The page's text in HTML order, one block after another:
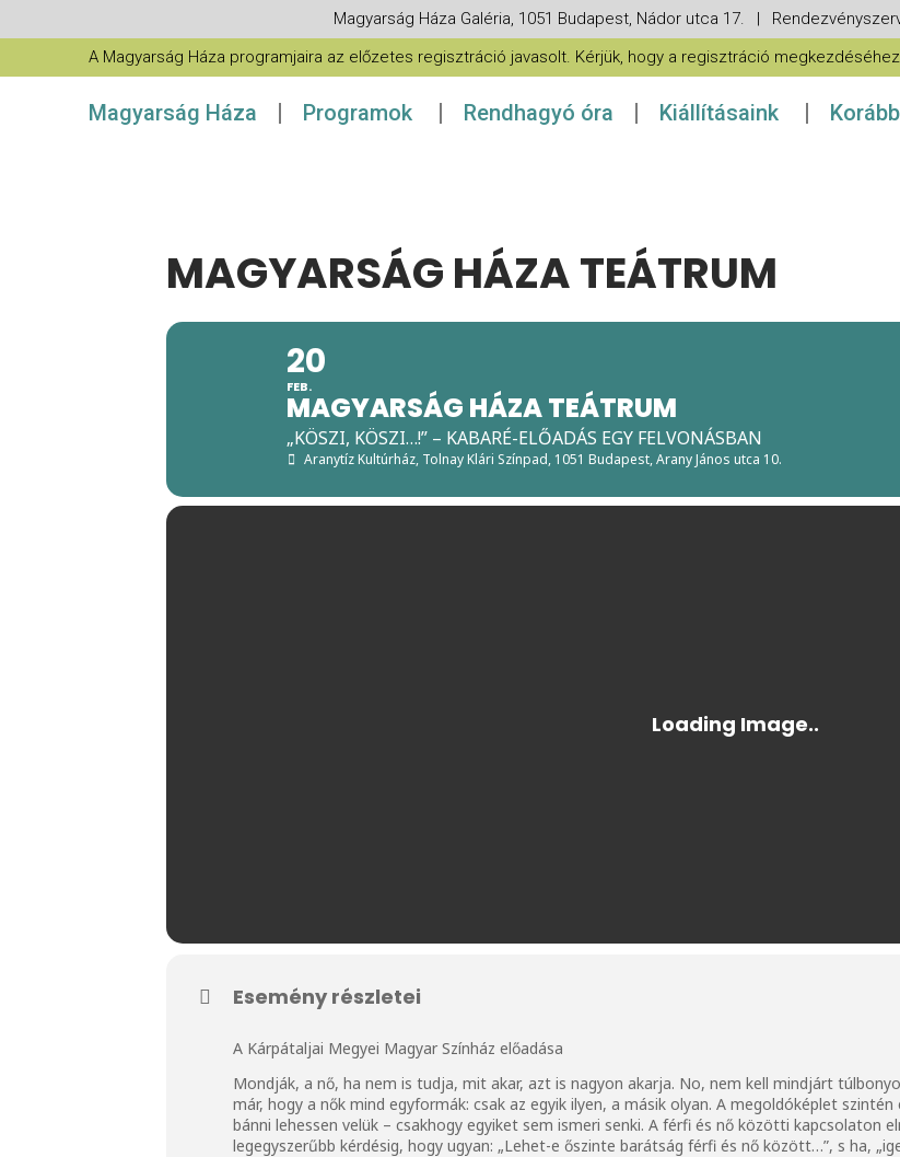
Magyarság Háza Galéria, 1051 Budapest, Nádor utca 17. |
A Magyarság Háza programjaira az előzetes regisztráció javasolt. Kérjük, hogy a regisztráció
Magyarság Háza Programok Rendhagyó óra Kiállításaink
MAGYARSÁG HÁZA TEÁTRUM
20
FEB.
MAGYARSÁG HÁZA TEÁTRUM
„KÖSZI, KÖSZI…!” – KABARÉ-ELŐADÁS EGY FELVONÁSBAN
Aranytíz Kultúrház, Tolnay Klári Színpad, 1051 Budapest, Arany János utca 10.
Esemény részletei
A Kárpátaljai Megyei Magyar Színház előadása
Mondják, a nő, ha nem is tudja, mit akar, azt is nagyon akarja. No, nem kell mindjárt
már, hogy a nők mind egyformák: csak az egyik ilyen, a másik olyan. A megoldóképlet
bánni lehessen velük – csakhogy egyiket sem ismeri senki. A férfi és nő közötti kapcsolaton
legegyszerűbb kérdésig, hogy ugyan: „Lehet-e őszinte barátság férfi és nő között…”, s ha,